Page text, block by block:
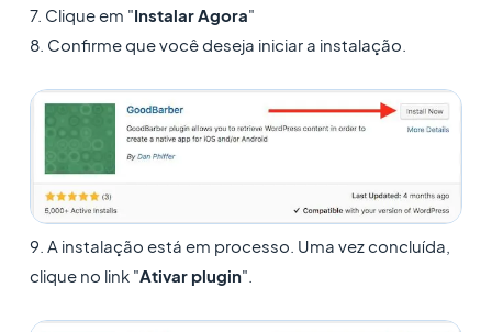
7. Clique em "Instalar Agora"
8. Confirme que você deseja iniciar a instalação.
9. A instalação está em processo. Uma vez concluída,
clique no link "Ativar plugin".